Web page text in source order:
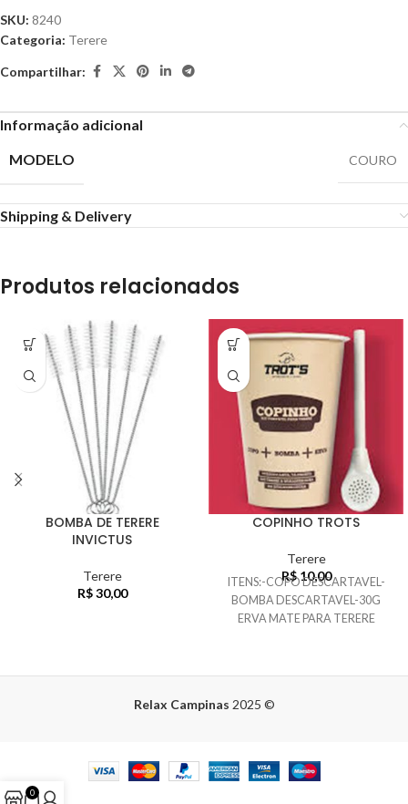
SKU: 8240
Categoria: Terere
Compartilhar:
Informação adicional
MODELO
COURO
Shipping & Delivery
Produtos relacionados
BOMBA DE TERERE
INVICTUS
Terere
R$30,00
COPINHO TROTS
Terere
R$10,00
ITENS:-COPO DESCARTAVEL-
BOMBA DESCARTAVEL-30G
ERVA MATE PARA TERERE
Relax Campinas 2025 ©
0